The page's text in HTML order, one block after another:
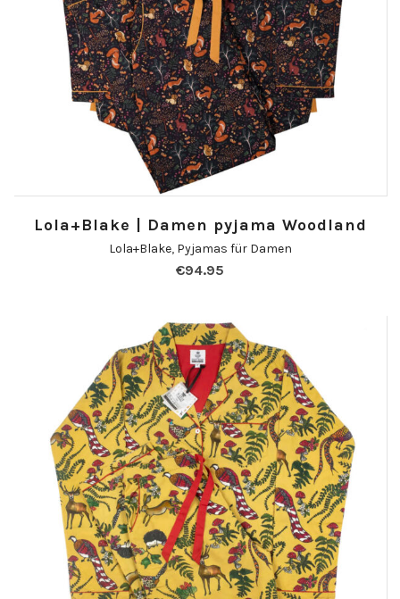
Lola+Blake | Damen pyjama Woodland
Lola+Blake, Pyjamas für Damen
€94.95